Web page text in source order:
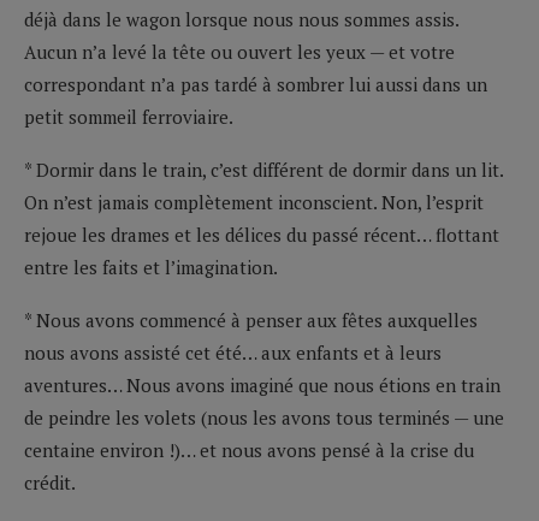
déjà dans le wagon lorsque nous nous sommes assis.
Aucun n’a levé la tête ou ouvert les yeux — et votre
correspondant n’a pas tardé à sombrer lui aussi dans un
petit sommeil ferroviaire.
* Dormir dans le train, c’est différent de dormir dans un lit.
On n’est jamais complètement inconscient. Non, l’esprit
rejoue les drames et les délices du passé récent… flottant
entre les faits et l’imagination.
* Nous avons commencé à penser aux fêtes auxquelles
nous avons assisté cet été… aux enfants et à leurs
aventures… Nous avons imaginé que nous étions en train
de peindre les volets (nous les avons tous terminés — une
centaine environ !)… et nous avons pensé à la crise du
crédit.